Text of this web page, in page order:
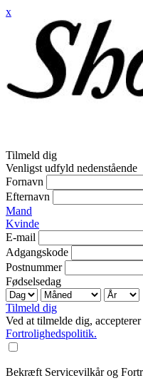
x
Tilmeld dig
Venligst udfyld nedenstående
Fornavn
Efternavn
Mand
Kvinde
E-mail
Adgangskode
Postnummer
Fødselsedag
Tilmeld dig
Ved at tilmelde dig,
Fortrolighedspolitik.
Bekræft Servicevilkår og